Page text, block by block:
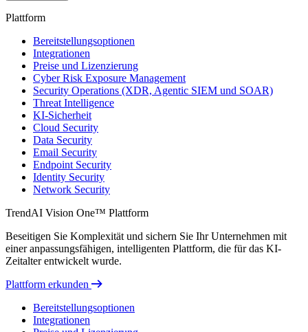
Plattform
Bereitstellungsoptionen
Integrationen
Preise und Lizenzierung
Cyber Risk Exposure Management
Security Operations (XDR, Agentic SIEM und SOAR)
Threat Intelligence
KI-Sicherheit
Cloud Security
Data Security
Email Security
Endpoint Security
Identity Security
Network Security
TrendAI Vision One™ Plattform
Beseitigen Sie Komplexität und sichern Sie Ihr Unternehmen mit
einer anpassungsfähigen, intelligenten Plattform, die für das KI-
Zeitalter entwickelt wurde.
Plattform erkunden
Bereitstellungsoptionen
Integrationen